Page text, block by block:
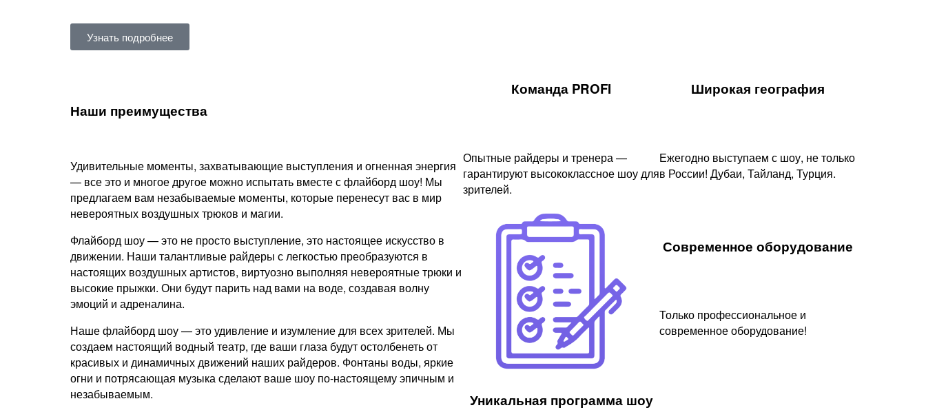
Узнать подробнее
Наши преимущества
Удивительные моменты, захватывающие выступления и огненная энергия
— все это и многое другое можно испытать вместе с флайборд шоу! Мы
предлагаем вам незабываемые моменты, которые перенесут вас в мир
невероятных воздушных трюков и магии.
Флайборд шоу — это не просто выступление, это настоящее искусство в
движении. Наши талантливые райдеры с легкостью преобразуются в
настоящих воздушных артистов, виртуозно выполняя невероятные трюки и
высокие прыжки. Они будут парить над вами на воде, создавая волну
эмоций и адреналина.
Наше флайборд шоу — это удивление и изумление для всех зрителей. Мы
создаем настоящий водный театр, где ваши глаза будут остолбенеть от
красивых и динамичных движений наших райдеров. Фонтаны воды, яркие
огни и потрясающая музыка сделают ваше шоу по-настоящему эпичным и
незабываемым.
Команда PROFI
Опытные райдеры и тренера —
гарантируют высококлассное шоу для
зрителей.
Широкая география
Ежегодно выступаем с шоу, не только
в России! Дубаи, Тайланд, Турция.
Уникальная программа шоу​
Современное оборудование
Только профессиональное и
современное оборудование!